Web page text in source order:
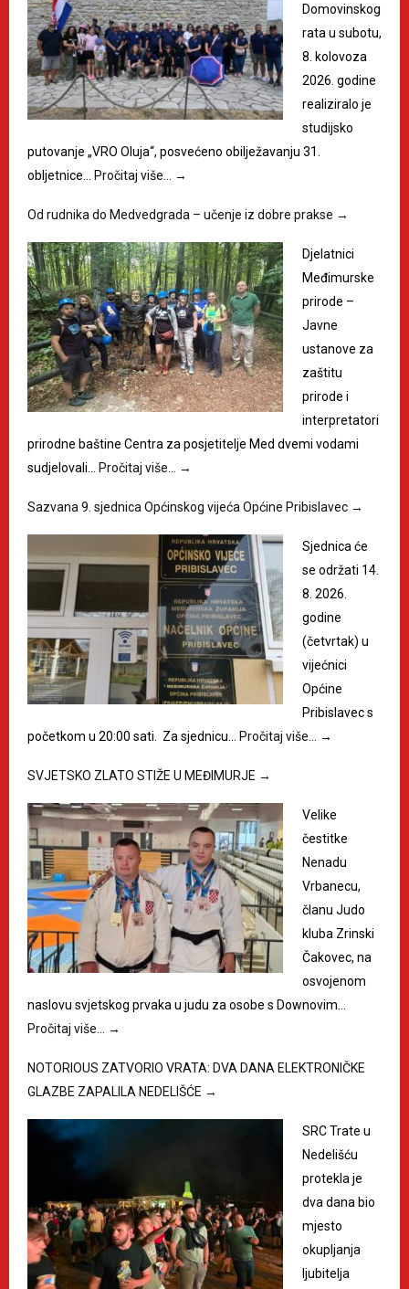
Domovinskog
rata u subotu,
8. kolovoza
2026. godine
realiziralo je
studijsko
putovanje „VRO Oluja“, posvećeno obilježavanju 31.
obljetnice…
Pročitaj više… →
Od rudnika do Medvedgrada – učenje iz dobre prakse →
Djelatnici
Međimurske
prirode –
Javne
ustanove za
zaštitu
prirode i
interpretatori
prirodne baštine Centra za posjetitelje Med dvemi vodami
sudjelovali…
Pročitaj više… →
Sazvana 9. sjednica Općinskog vijeća Općine Pribislavec →
Sjednica će
se održati 14.
8. 2026.
godine
(četvrtak) u
vijećnici
Općine
Pribislavec s
početkom u 20:00 sati. Za sjednicu…
Pročitaj više… →
SVJETSKO ZLATO STIŽE U MEĐIMURJE →
Velike
čestitke
Nenadu
Vrbanecu,
članu Judo
kluba Zrinski
Čakovec, na
osvojenom
naslovu svjetskog prvaka u judu za osobe s Downovim…
Pročitaj više…
→
NOTORIOUS ZATVORIO VRATA: DVA DANA ELEKTRONIČKE
GLAZBE ZAPALILA NEDELIŠĆE →
SRC Trate u
Nedelišću
protekla je
dva dana bio
mjesto
okupljanja
ljubitelja